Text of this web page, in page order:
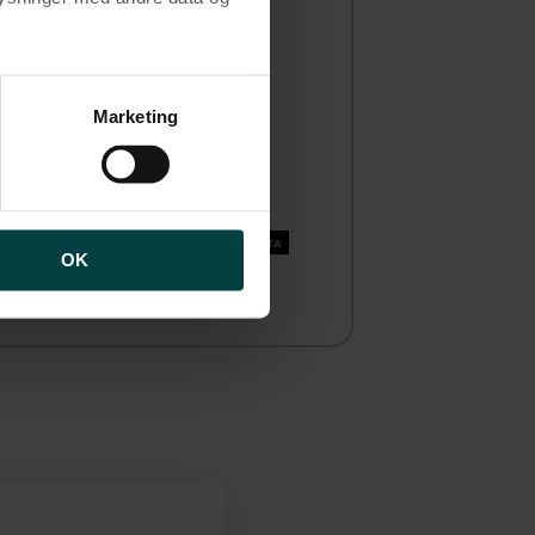
af cookies samt
af personoplysninger
Marketing
OK
BETA